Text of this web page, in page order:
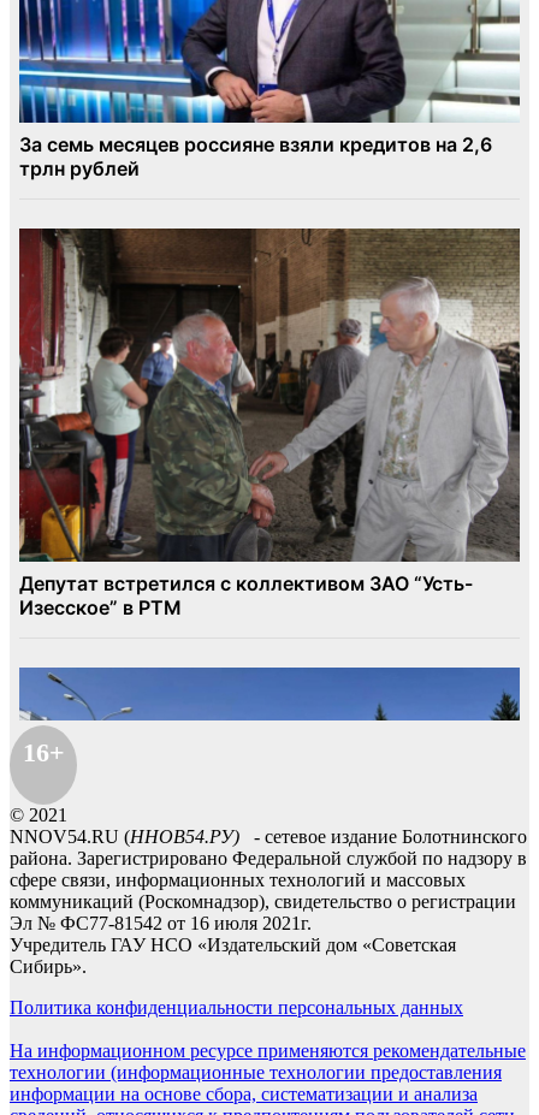
16+
© 2021
NNOV54.RU (ННОВ54.РУ) - сетевое издание Болотнинского
района. Зарегистрировано Федеральной службой по надзору в
сфере связи, информационных технологий и массовых
коммуникаций (Роскомнадзор), свидетельство о регистрации
Эл № ФС77-81542 от 16 июля 2021г.
Учредитель ГАУ НСО «Издательский дом «Советская
Сибирь».
Политика конфиденциальности персональных данных
На информационном ресурсе применяются рекомендательные
технологии (информационные технологии предоставления
информации на основе сбора, систематизации и анализа